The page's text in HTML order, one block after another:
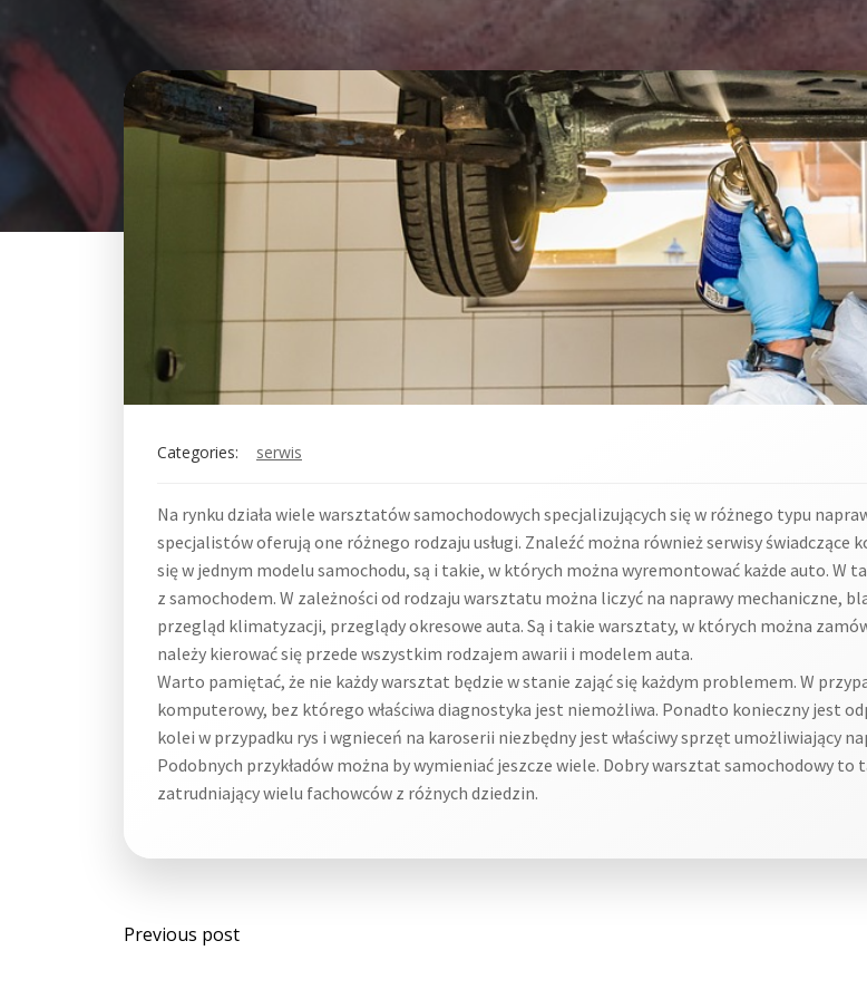
Categories: serwis
Na rynku działa wiele warsztatów samochodowych specjalizujących się w różnego typu
specjalistów oferują one różnego rodzaju usługi. Znaleźć można również serwisy świadczące
się w jednym modelu samochodu, są i takie, w których można wyremontować każde auto.
z samochodem. W zależności od rodzaju warsztatu można liczyć na naprawy mechaniczne,
przegląd klimatyzacji, przeglądy okresowe auta. Są i takie warsztaty, w których można
należy kierować się przede wszystkim rodzajem awarii i modelem auta.
Warto pamiętać, że nie każdy warsztat będzie w stanie zająć się każdym problemem. W
komputerowy, bez którego właściwa diagnostyka jest niemożliwa. Ponadto konieczny jest
kolei w przypadku rys i wgnieceń na karoserii niezbędny jest właściwy sprzęt umożliwiający
Podobnych przykładów można by wymieniać jeszcze wiele. Dobry warsztat samochodowy
zatrudniający wielu fachowców z różnych dziedzin.
Post
Previous post